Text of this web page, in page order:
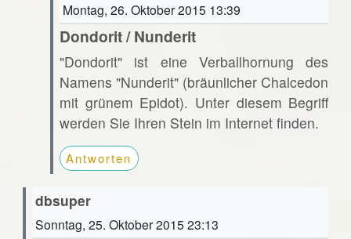
Montag, 26. Oktober 2015 13:39
Dondorit / Nunderit
"Dondorit" ist eine Verballhornung des
Namens "Nunderit" (bräunlicher Chalcedon
mit grünem Epidot). Unter diesem Begriff
werden Sie Ihren Stein im Internet finden.
Antworten
dbsuper
Sonntag, 25. Oktober 2015 23:13